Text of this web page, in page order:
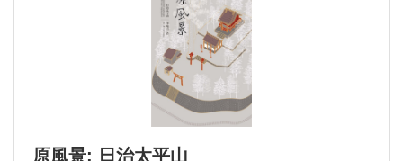
原風景: 日治太平山